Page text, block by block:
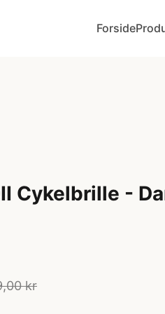
Forside
Cykelbrille -
kr